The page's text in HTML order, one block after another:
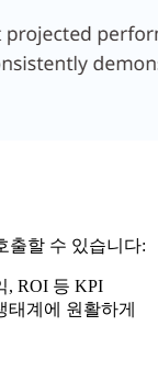
출할 수 있습니다:
, ROI 등 KPI
계에 원활하게